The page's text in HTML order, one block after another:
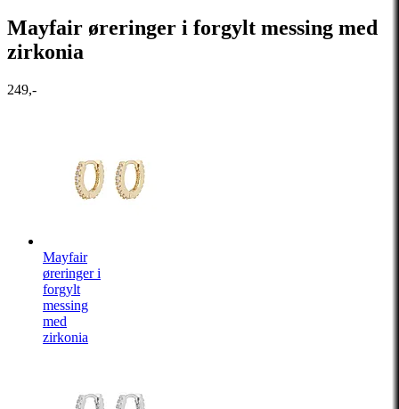
Mayfair øreringer i forgylt messing med
zirkonia
249,-
Mayfair
øreringer i
forgylt
messing
med
zirkonia